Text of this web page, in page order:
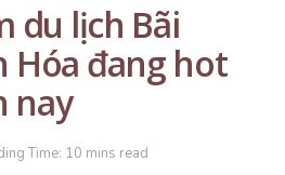
du lịch Bãi
Hóa đang hot
nay
Time: 10 mins read